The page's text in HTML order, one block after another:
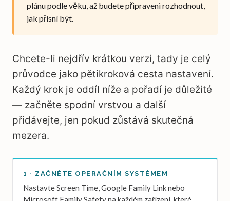
plánu podle věku, až budete připraveni rozhodnout,
jak přísní být.
Chcete-li nejdřív krátkou verzi, tady je celý
průvodce jako pětikroková cesta nastavení.
Každý krok je oddíl níže a pořadí je důležité
— začněte spodní vrstvou a další
přidávejte, jen pokud zůstává skutečná
mezera.
1 · ZAČNĚTE OPERAČNÍM SYSTÉMEM
Nastavte Screen Time, Google Family Link nebo